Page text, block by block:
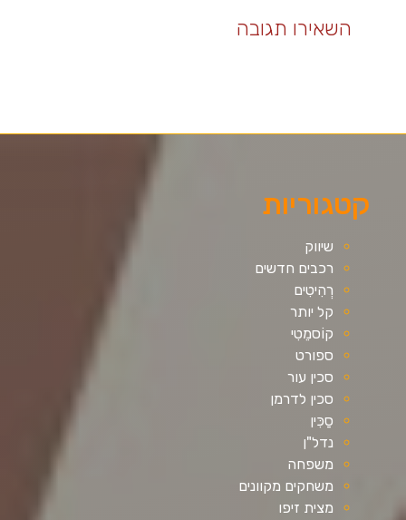
השאירו תגובה
קטגוריות
שיווק
רכבים חדשים
רְהִיטִים
קל יותר
קוֹסמֵטִי
ספורט
סכין עור
סכין לדרמן
סַכִּין
נדל"ן
משפחה
משחקים מקוונים
מצית זיפו